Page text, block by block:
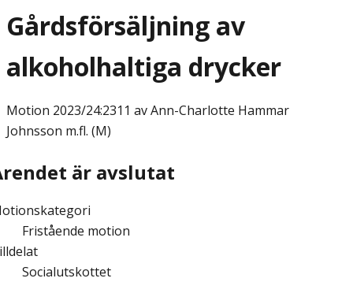
Gårdsförsäljning av
alkoholhaltiga drycker
Motion 2023/24:2311 av Ann-Charlotte Hammar
Johnsson m.fl. (M)
är avslutat
Fristående motion
Socialutskottet